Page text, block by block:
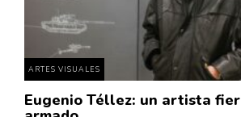
ARTES VISUALES
Eugenio Téllez: un artista